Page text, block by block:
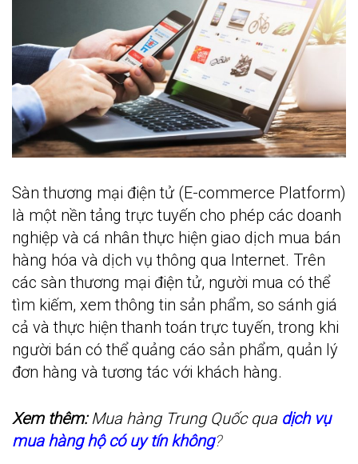
Sàn thương mại điện tử (E-commerce Platform)
là một nền tảng trực tuyến cho phép các doanh
nghiệp và cá nhân thực hiện giao dịch mua bán
hàng hóa và dịch vụ thông qua Internet. Trên
các sàn thương mại điện tử, người mua có thể
tìm kiếm, xem thông tin sản phẩm, so sánh giá
cả và thực hiện thanh toán trực tuyến, trong khi
người bán có thể quảng cáo sản phẩm, quản lý
đơn hàng và tương tác với khách hàng.
Xem thêm:Mua hàng Trung Quốc qua dịch vụ
mua hàng hộ có uy tín không?